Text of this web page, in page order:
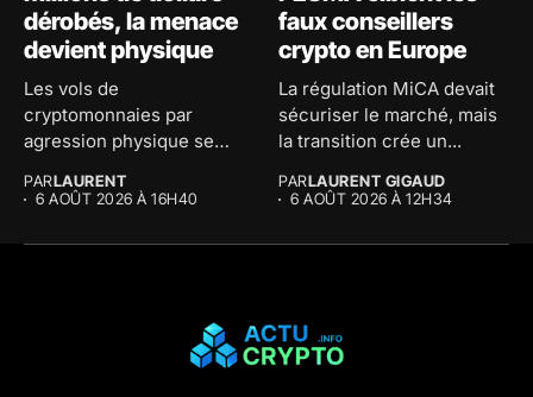
dérobés, la menace
devient physique
Les vols de
cryptomonnaies par
agression physique se
PARLAURENT
6 AOÛT 2026 À 16H40
faux conseillers
crypto en Europe
La régulation MiCA devait
sécuriser le marché, mais
la transition crée un...
PARLAURENT GIGAUD
6 AOÛT 2026 À 12H34